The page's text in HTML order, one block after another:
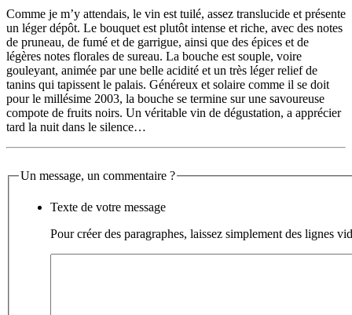
Comme je m’y attendais, le vin est tuilé, assez translucide et présente
un léger dépôt. Le bouquet est plutôt intense et riche, avec des notes
de pruneau, de fumé et de garrigue, ainsi que des épices et de
légères notes florales de sureau. La bouche est souple, voire
gouleyant, animée par une belle acidité et un très léger relief de
tanins qui tapissent le palais. Généreux et solaire comme il se doit
pour le millésime 2003, la bouche se termine sur une savoureuse
compote de fruits noirs. Un véritable vin de dégustation, a apprécier
tard la nuit dans le silence…
Un message, un commentaire ?
Texte de votre message
Pour créer des paragraphes, laissez simplement des lignes